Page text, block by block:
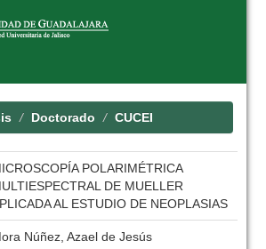
Doctorado CUCEI
POLARIMÉTRICA
DE MUELLER
AL ESTUDIO DE NEOPLASIAS
Núñez, Azael de Jesús